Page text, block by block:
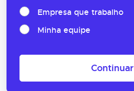
Empresa que trabalho
Minha equipe
Continuar